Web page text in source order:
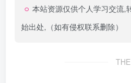
本站资源仅供个人学习交流,
始出处,（如有侵权联系删除）